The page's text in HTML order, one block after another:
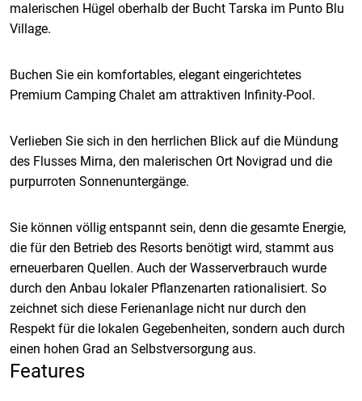
malerischen Hügel oberhalb der Bucht Tarska im Punto Blu
Village.
Buchen Sie ein komfortables, elegant eingerichtetes
Premium Camping Chalet am attraktiven Infinity-Pool.
Verlieben Sie sich in den herrlichen Blick auf die Mündung
des Flusses Mirna, den malerischen Ort Novigrad und die
purpurroten Sonnenuntergänge.
Sie können völlig entspannt sein, denn die gesamte Energie,
die für den Betrieb des Resorts benötigt wird, stammt aus
erneuerbaren Quellen. Auch der Wasserverbrauch wurde
durch den Anbau lokaler Pflanzenarten rationalisiert. So
zeichnet sich diese Ferienanlage nicht nur durch den
Respekt für die lokalen Gegebenheiten, sondern auch durch
einen hohen Grad an Selbstversorgung aus.
Features